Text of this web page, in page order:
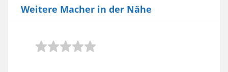
Weitere Macher in der Nähe